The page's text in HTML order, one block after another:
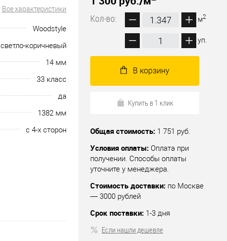
Все характеристики
Woodstyle
светло-коричневый
14 мм
33 класс
да
1382 мм
с 4-х сторон
Кол-во:
м2
уп.
В корзину
Купить в 1 клик
Общая стоимость: 1 751 руб.
Условия оплаты: Оплата при
получении. Способы оплаты
уточните у менеджера.
Стоимость доставки: по Москве
— 3000 рублей
Срок поставки: 1-3 дня
Если нашли дешевле